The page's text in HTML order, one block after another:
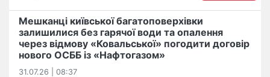
Мешканці київської багатоповерхівки
залишилися без гарячої води та опалення
через відмову «Ковальської» погодити договір
нового ОСББ із «Нафтогазом»
31.07.26 | 08:37